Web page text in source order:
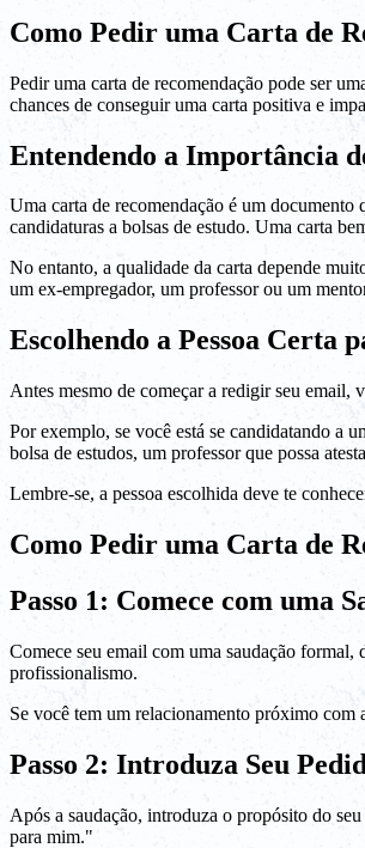
Como Pedir uma Carta de
Pedir uma carta de recomendação pode ser
chances de conseguir uma carta positiva e
Entendendo a Importância
Uma carta de recomendação é um documento
candidaturas a bolsas de estudo. Uma carta
No entanto, a qualidade da carta depende
um ex-empregador, um professor ou um
Escolhendo a Pessoa Certa
Antes mesmo de começar a redigir seu email,
Por exemplo, se você está se candidatando a
bolsa de estudos, um professor que possa
Lembre-se, a pessoa escolhida deve te
Como Pedir uma Carta de
Passo 1: Comece com uma
Comece seu email com uma saudação
profissionalismo.
Se você tem um relacionamento próximo com
Passo 2: Introduza Seu
Após a saudação, introduza o propósito do
para mim."